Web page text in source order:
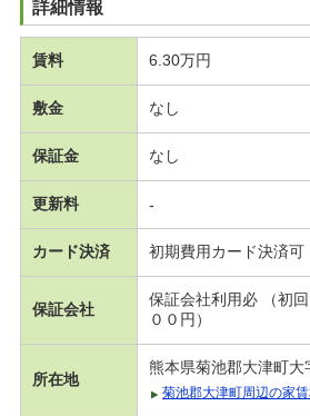
詳細情報
賃料 6.30万円
敷金 なし
保証金 なし
更新料 -
カード決済 初期費用カード決済可
保証会社
保証会社利用必 （初
００円）
所在地
熊本県菊池郡大津町大
菊池郡大津町周辺の家